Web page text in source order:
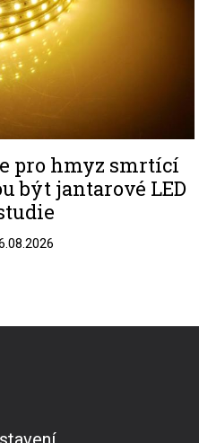
pro hmyz smrtící
být jantarové LED